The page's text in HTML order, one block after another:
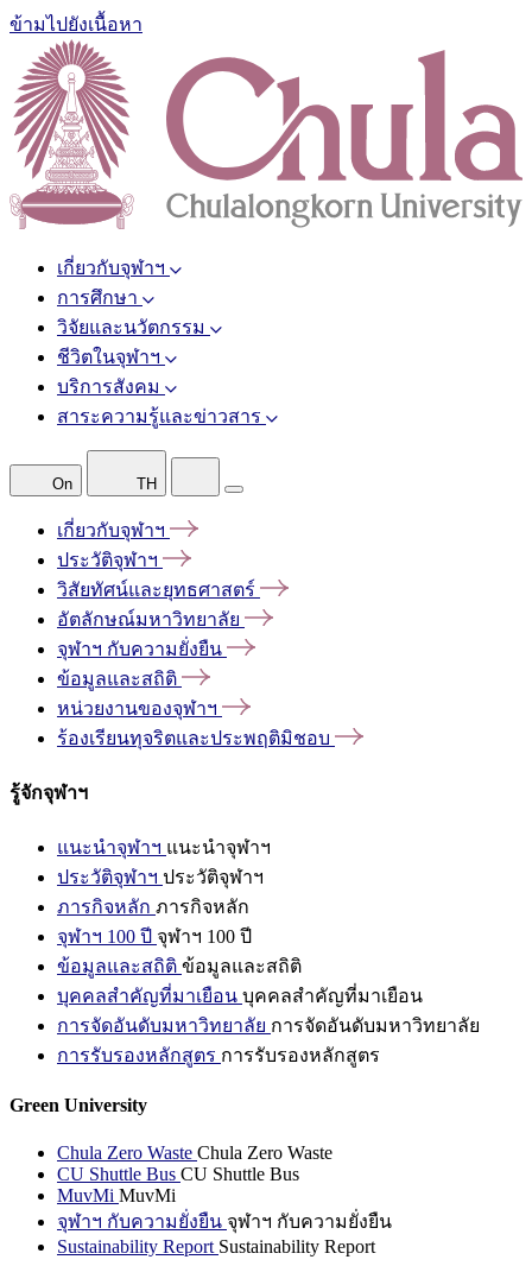
ข้ามไปยังเนื้อหา
เกี่ยวกับจุฬาฯ
การศึกษา
วิจัยและนวัตกรรม
ชีวิตในจุฬาฯ
บริการสังคม
สาระความรู้และข่าวสาร
On TH
เกี่ยวกับจุฬาฯ
ประวัติจุฬาฯ
วิสัยทัศน์และยุทธศาสตร์
อัตลักษณ์มหาวิทยาลัย
จุฬาฯ กับความยั่งยืน
ข้อมูลและสถิติ
หน่วยงานของจุฬาฯ
ร้องเรียนทุจริตและประพฤติมิชอบ
รู้จักจุฬาฯ
แนะนำจุฬาฯ แนะนำจุฬาฯ
ประวัติจุฬาฯ ประวัติจุฬาฯ
ภารกิจหลัก ภารกิจหลัก
จุฬาฯ 100 ปี จุฬาฯ 100 ปี
ข้อมูลและสถิติ ข้อมูลและสถิติ
บุคคลสำคัญที่มาเยือน บุคคลสำคัญที่มาเยือน
การจัดอันดับมหาวิทยาลัย การจัดอันดับมหาวิทยาลัย
การรับรองหลักสูตร การรับรองหลักสูตร
Green University
Chula Zero Waste Chula Zero Waste
CU Shuttle Bus CU Shuttle Bus
MuvMi MuvMi
จุฬาฯ กับความยั่งยืน จุฬาฯ กับความยั่งยืน
Sustainability Report Sustainability Report